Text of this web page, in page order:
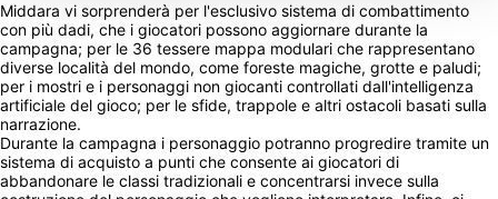
Middara vi sorprenderà per l'esclusivo sistema di combattimento
con più dadi, che i giocatori possono aggiornare durante la
campagna; per le 36 tessere mappa modulari che rappresentano
diverse località del mondo, come foreste magiche, grotte e paludi;
per i mostri e i personaggi non giocanti controllati dall'intelligenza
artificiale del gioco; per le sfide, trappole e altri ostacoli basati sulla
narrazione.
Durante la campagna i personaggio potranno progredire tramite un
sistema di acquisto a punti che consente ai giocatori di
abbandonare le classi tradizionali e concentrarsi invece sulla